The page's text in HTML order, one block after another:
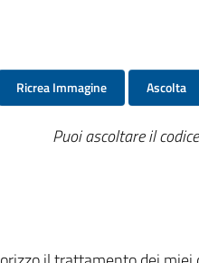
Ricrea Immagine Ascolta
Puoi ascoltare il